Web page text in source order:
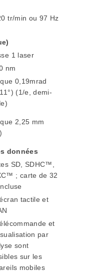
tr/min ou 97 Hz
1 laser
nm
0,19mrad
(1/e, demi-
2,25 mm
données
SD, SDHC™,
; carte de 32
tactile et
et
par
sont
sur les
mobiles